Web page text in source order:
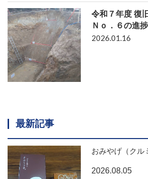
令和７年度 復
Ｎｏ．６の進捗
2026.01.16
最新記事
おみやげ（クル
2026.08.05